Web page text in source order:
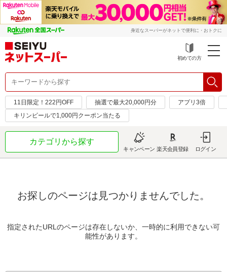
身近なスーパーがネットで便利に・おトクに
初めての方
11日限定！222円OFF 抽選で最大20,000円分
アプリ3倍
キリンビールで1,000円クーポン当たる
カテゴリから探す
キャンペーン 楽天会員登録 ログイン
お探しのページは見つかりませんでした。
指定されたURLのページは存在しないか、一時的に利用できない可
能性があります。